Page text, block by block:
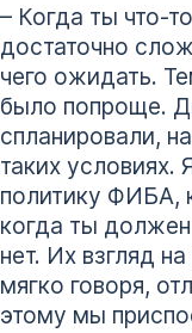
– Когда ты что-
достаточно
чего ожидать.
было попроще.
спланировали,
таких
политику ФИБА,
когда ты должен
нет. Их взгляд
мягко говоря,
этому мы